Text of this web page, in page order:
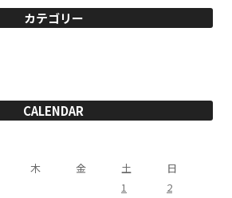
カテゴリー
CALENDAR
木 金 土
日
1
2